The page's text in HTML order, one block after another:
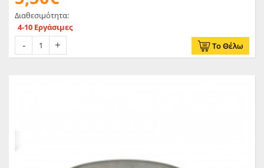
Διαθεσιμότητα:
4-10 Εργάσιμες
Το Θέλω